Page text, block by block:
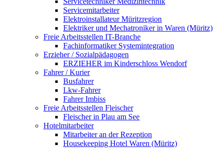
Servicemitarbeiter
Elektroinstallateur Müritzregion
Elektriker und Mechatroniker in Waren (Müritz)
Freie Arbeitsstellen IT-Branche
Fachinformatiker Systemintegration
Erzieher / Sozialpädagogen
ERZIEHER im Kinderschloss Wendorf
Fahrer / Kurier
Busfahrer
Lkw-Fahrer
Fahrer Imbiss
Freie Arbeitsstellen Fleischer
Fleischer in Plau am See
Hotelmitarbeiter
Mitarbeiter an der Rezeption
Housekeeping Hotel Waren (Müritz)